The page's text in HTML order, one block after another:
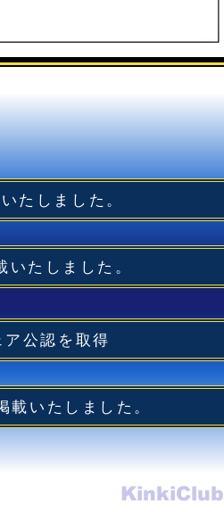
たしました。
たしました。
公認を取得
いたしました。
KinkiClub